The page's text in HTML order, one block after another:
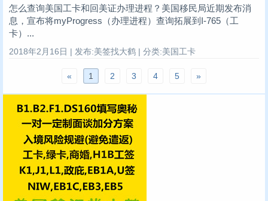
怎么查询美国工卡和回美证办理进程？美国移民局近期发布消
息，宣布将myProgress（办理进程）查询拓展到I-765（工
卡）...
2018年2月16日 | 发布:美签找大鹤 | 分类:美国工卡
« 1 2 3 4 5 »